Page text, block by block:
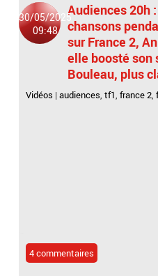
30/05/2025
09:48
Audiences 20h
chansons
sur France 2,
elle boosté son
Bouleau, plus
Vidéos |audiences,tf1,france 2,
4 commentaires